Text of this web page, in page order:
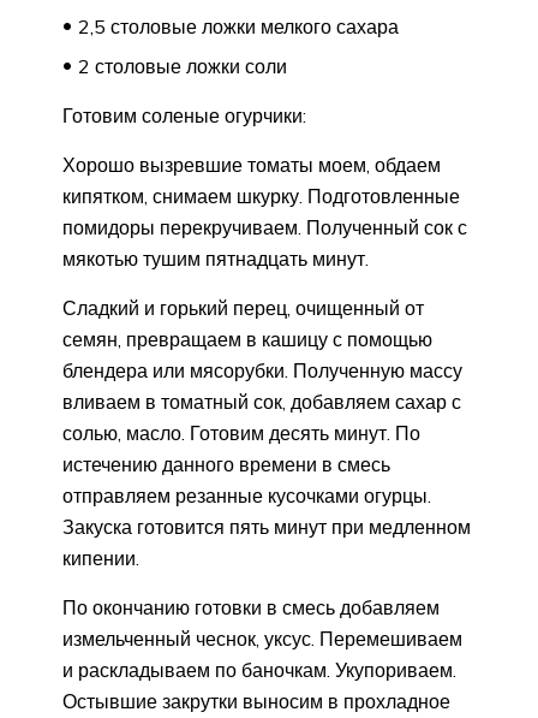
2,5 столовые ложки мелкого сахара
2 столовые ложки соли
Готовим соленые огурчики:
Хорошо вызревшие томаты моем, обдаем
кипятком, снимаем шкурку. Подготовленные
помидоры перекручиваем. Полученный сок с
мякотью тушим пятнадцать минут.
Сладкий и горький перец, очищенный от
семян, превращаем в кашицу с помощью
блендера или мясорубки. Полученную массу
вливаем в томатный сок, добавляем сахар с
солью, масло. Готовим десять минут. По
истечению данного времени в смесь
отправляем резанные кусочками огурцы.
Закуска готовится пять минут при медленном
кипении.
По окончанию готовки в смесь добавляем
измельченный чеснок, уксус. Перемешиваем
и раскладываем по баночкам. Укупориваем.
Остывшие закрутки выносим в прохладное